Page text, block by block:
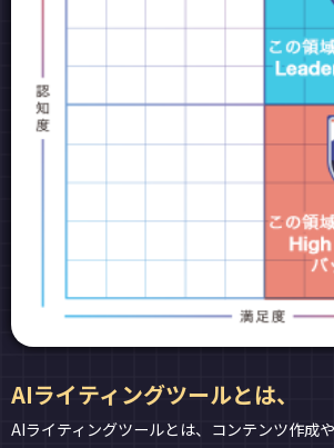
AIライティングツールとは、
AIライティングツールとは、コンテンツ作成